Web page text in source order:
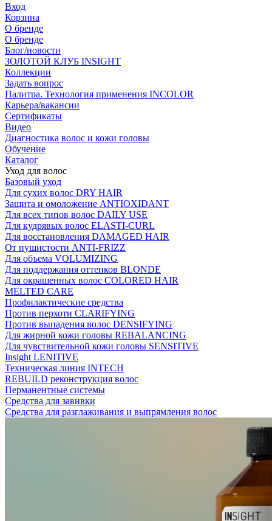
Вход
Корзина
О бренде
О бренде
Блог/новости
ЗОЛОТОЙ КЛУБ INSIGHT
Коллекции
Задать вопрос
Палитра. Технология применения INCOLOR
Карьера/вакансии
Сертификаты
Видео
Диагностика волос и кожи головы
Обучение
Каталог
Уход для волос
Базовый уход
Для сухих волос DRY HAIR
Защита и омоложение ANTIOXIDANT
Для всех типов волос DAILY USE
Для кудрявых волос ELASTI-CURL
Для восстановления DAMAGED HAIR
От пушистости ANTI-FRIZZ
Для объема VOLUMIZING
Для поддержания оттенков BLONDE
Для окрашенных волос COLORED HAIR
MELTED CARE
Профилактические средства
Против перхоти CLARIFYING
Против выпадения волос DENSIFYING
Для жирной кожи головы REBALANCING
Для чувствительной кожи головы SENSITIVE
Insight LENITIVE
Техническая линия INTECH
REBUILD реконструкция волос
Перманентные системы
Средства для завивки
Средства для разглаживания и выпрямления волос